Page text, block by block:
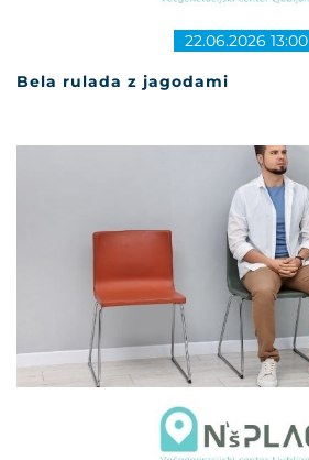
Bela rulada z jagodami
22.06.2026 13:00